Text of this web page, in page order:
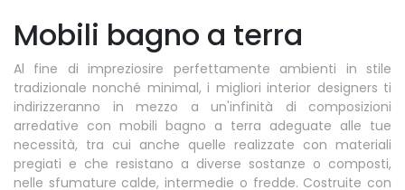
Mobili bagno a terra
Al fine di impreziosire perfettamente ambienti in stile
tradizionale nonché minimal, i migliori interior designers ti
indirizzeranno in mezzo a un'infinità di composizioni
arredative con mobili bagno a terra adeguate alle tue
necessità, tra cui anche quelle realizzate con materiali
pregiati e che resistano a diverse sostanze o composti,
nelle sfumature calde, intermedie o fredde. Costruite con